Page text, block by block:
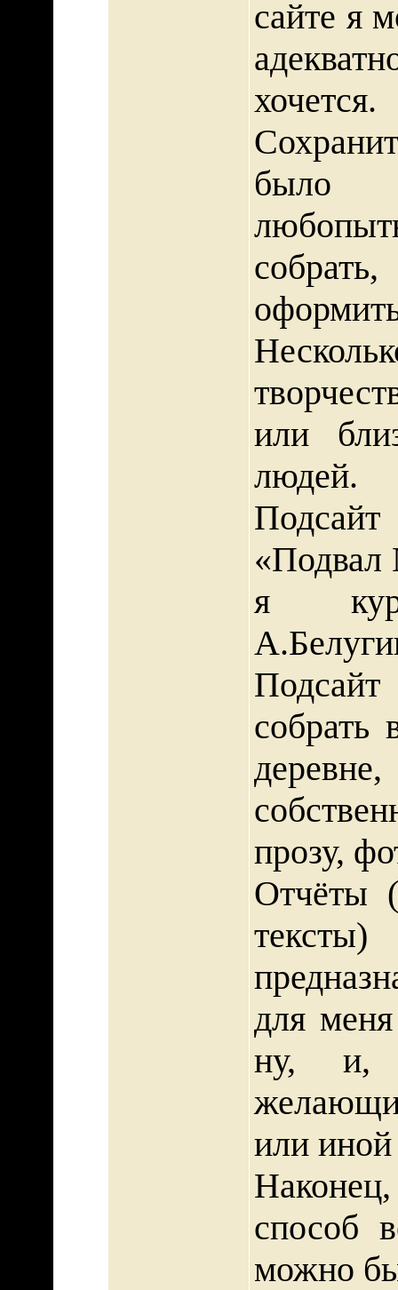
сайте я
хочется.
было
или
людей.
«Подвал
я
собрать
прозу,
Отчёты
для
ну, и,
или иной
способ
можно